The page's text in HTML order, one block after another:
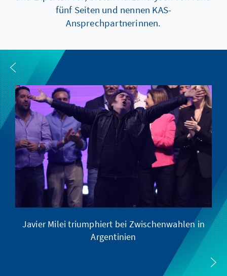
fünf Seiten und nennen KAS-
Ansprechpartnerinnen.
Javier Milei triumphiert bei Zwischenwahlen in
Argentinien